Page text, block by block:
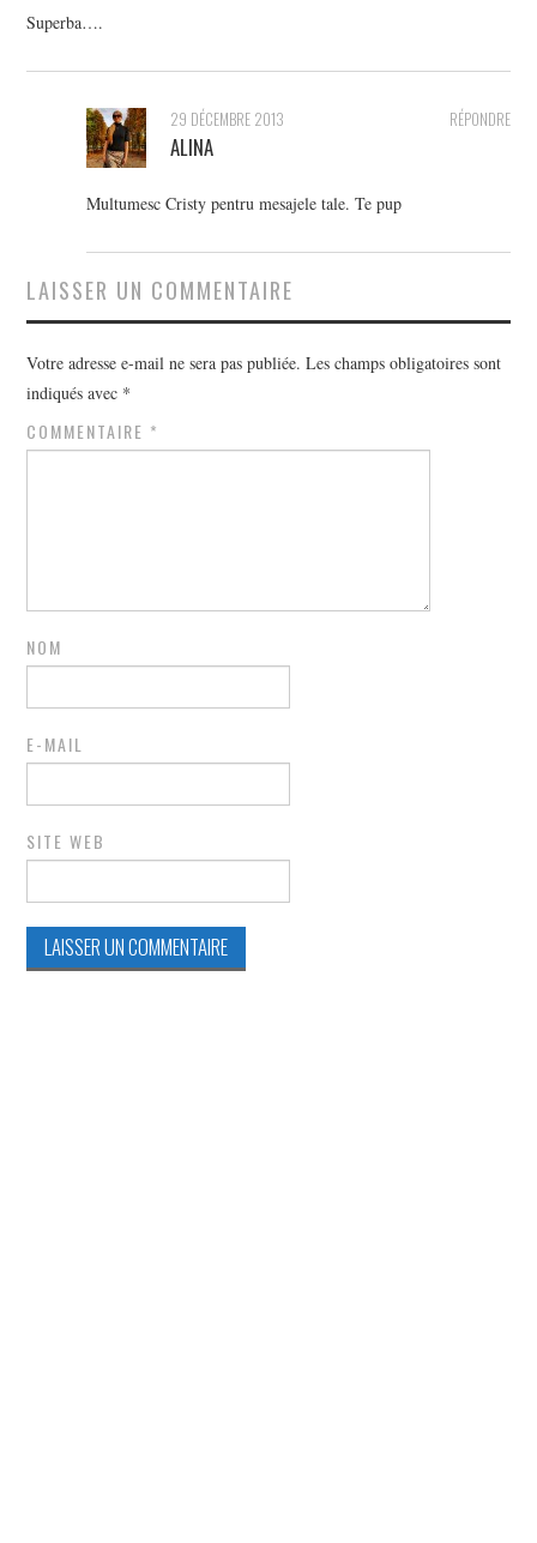
Superba….
RÉPONDRE
29 DÉCEMBRE 2013
ALINA
Multumesc Cristy pentru mesajele tale. Te pup
LAISSER UN COMMENTAIRE
Votre adresse e-mail ne sera pas publiée. Les champs obligatoires sont
indiqués avec *
COMMENTAIRE *
NOM
E-MAIL
SITE WEB